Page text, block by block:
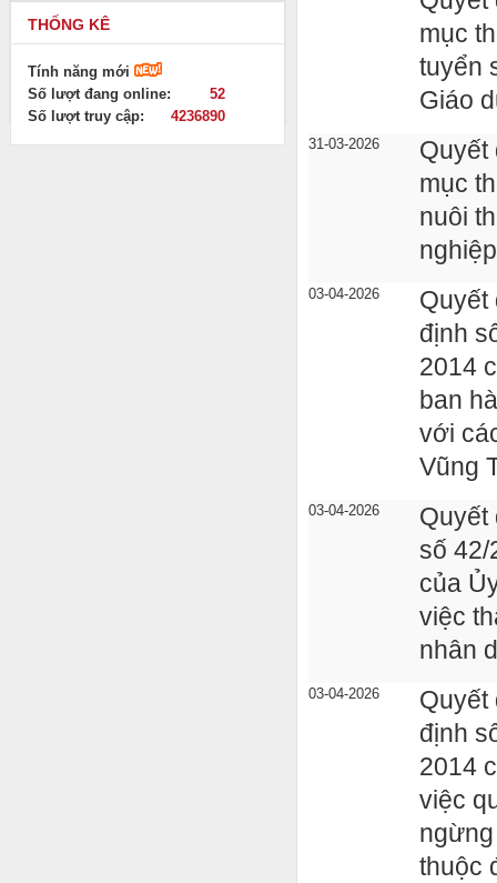
THỐNG KÊ
Tính năng mới
Số lượt đang online:
52
Số lượt truy cập:
4236890
mục
tuyển
Giáo
31-03-2026
Quyết
mục
nuôi
03-04-2026
Quyết
định
2014
ban
với
Vũng
03-04-2026
Quyết
số 42/
của
việc
nhân
03-04-2026
Quyết
định
2014
việc
thuộc